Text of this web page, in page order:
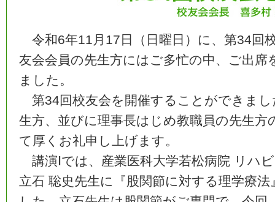
令和6年11月17日（日曜日）に、第34回
友会会員の先生方にはご多忙の中、ご出
ました。
第34回校友会を開催することができま
生方、並びに理事長はじめ教職員の先生
て厚くお礼申し上げます。
講演Ⅰでは、産業医科大学若松病院 リハ
立石 聡史先生に『股関節に対する理学療